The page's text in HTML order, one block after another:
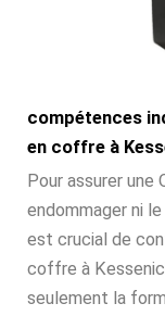
compétences
en coffre à
Pour assurer
endommager ni
est crucial de
coffre à
seulement la